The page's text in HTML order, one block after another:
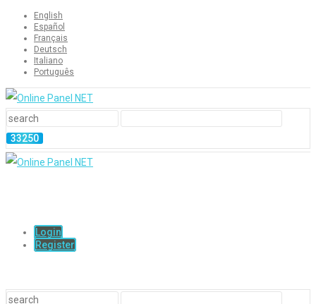
English
Español
Français
Deutsch
Italiano
Português
Login
Register